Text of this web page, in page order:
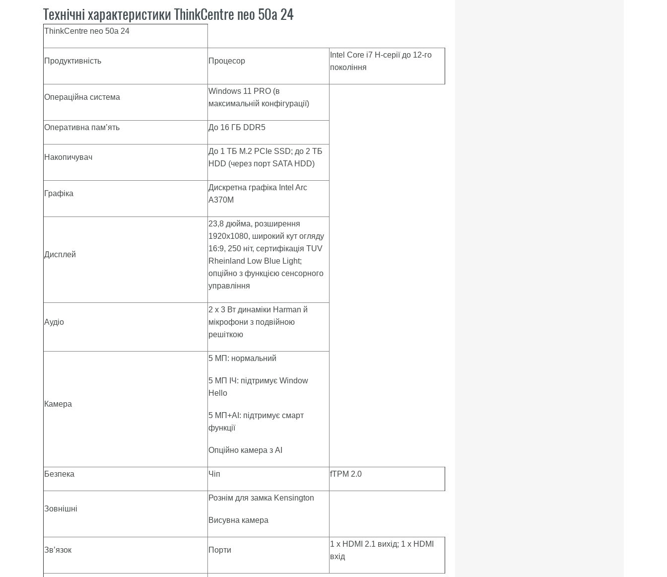
Технічні характеристики ThinkCentre neo 50a 24
ThinkCentre neo 50a 24
Продуктивність Процесор
Intel Core i7 H-серії до 12-го
покоління
Операційна система
Windows 11 PRO (в
максимальній конфігурації)
Оперативна пам’ять До 16 ГБ DDR5
Накопичувач
До 1 ТБ M.2 PCIe SSD; до 2 ТБ
HDD (через порт SATA HDD)
Графіка
Дискретна графіка Intel Arc
A370M
Дисплей
23,8 дюйма, розширення
1920x1080, широкий кут огляду
16:9, 250 ніт, сертифікація TUV
Rheinland Low Blue Light;
опційно з функцією сенсорного
управління
Аудіо
2 x 3 Вт динаміки Harman й
мікрофони з подвійною
решіткою
Камера
5 МП: нормальний
5 МП ІЧ: підтримує Window
Hello
5 МП+AI: підтримує смарт
функції
Опційно камера з AI
Безпека Чіп fTPM 2.0
Зовнішні
Рознім для замка Kensington
Висувна камера
Зв’язок Порти
1 x HDMI 2.1 вихід; 1 x HDMI
вхід